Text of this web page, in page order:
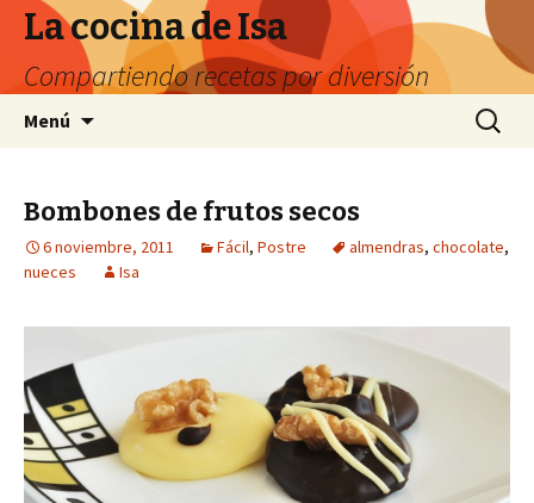
La cocina de Isa
Compartiendo recetas por diversión
Menú Buscar:
Bombones de frutos secos
6 noviembre, 2011 Fácil, Postre almendras, chocolate,
nueces
Isa